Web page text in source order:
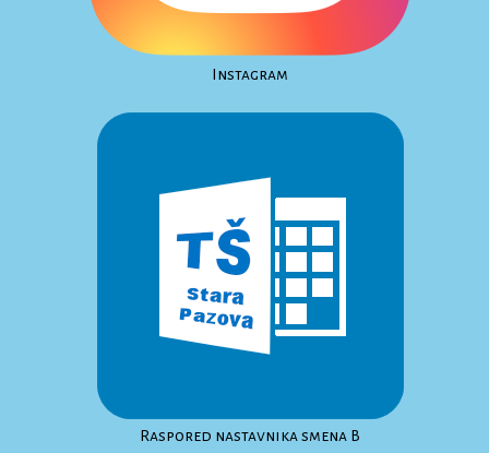
Instagram
Raspored nastavnika smena B